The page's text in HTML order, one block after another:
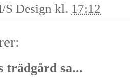
S Design kl. 17:12
trädgård sa...